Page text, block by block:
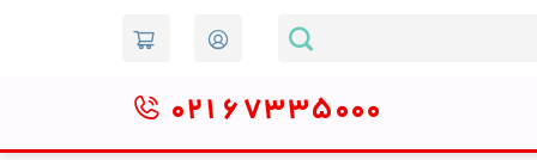
۰۲۱ ۶۷۳۳۵۰۰۰